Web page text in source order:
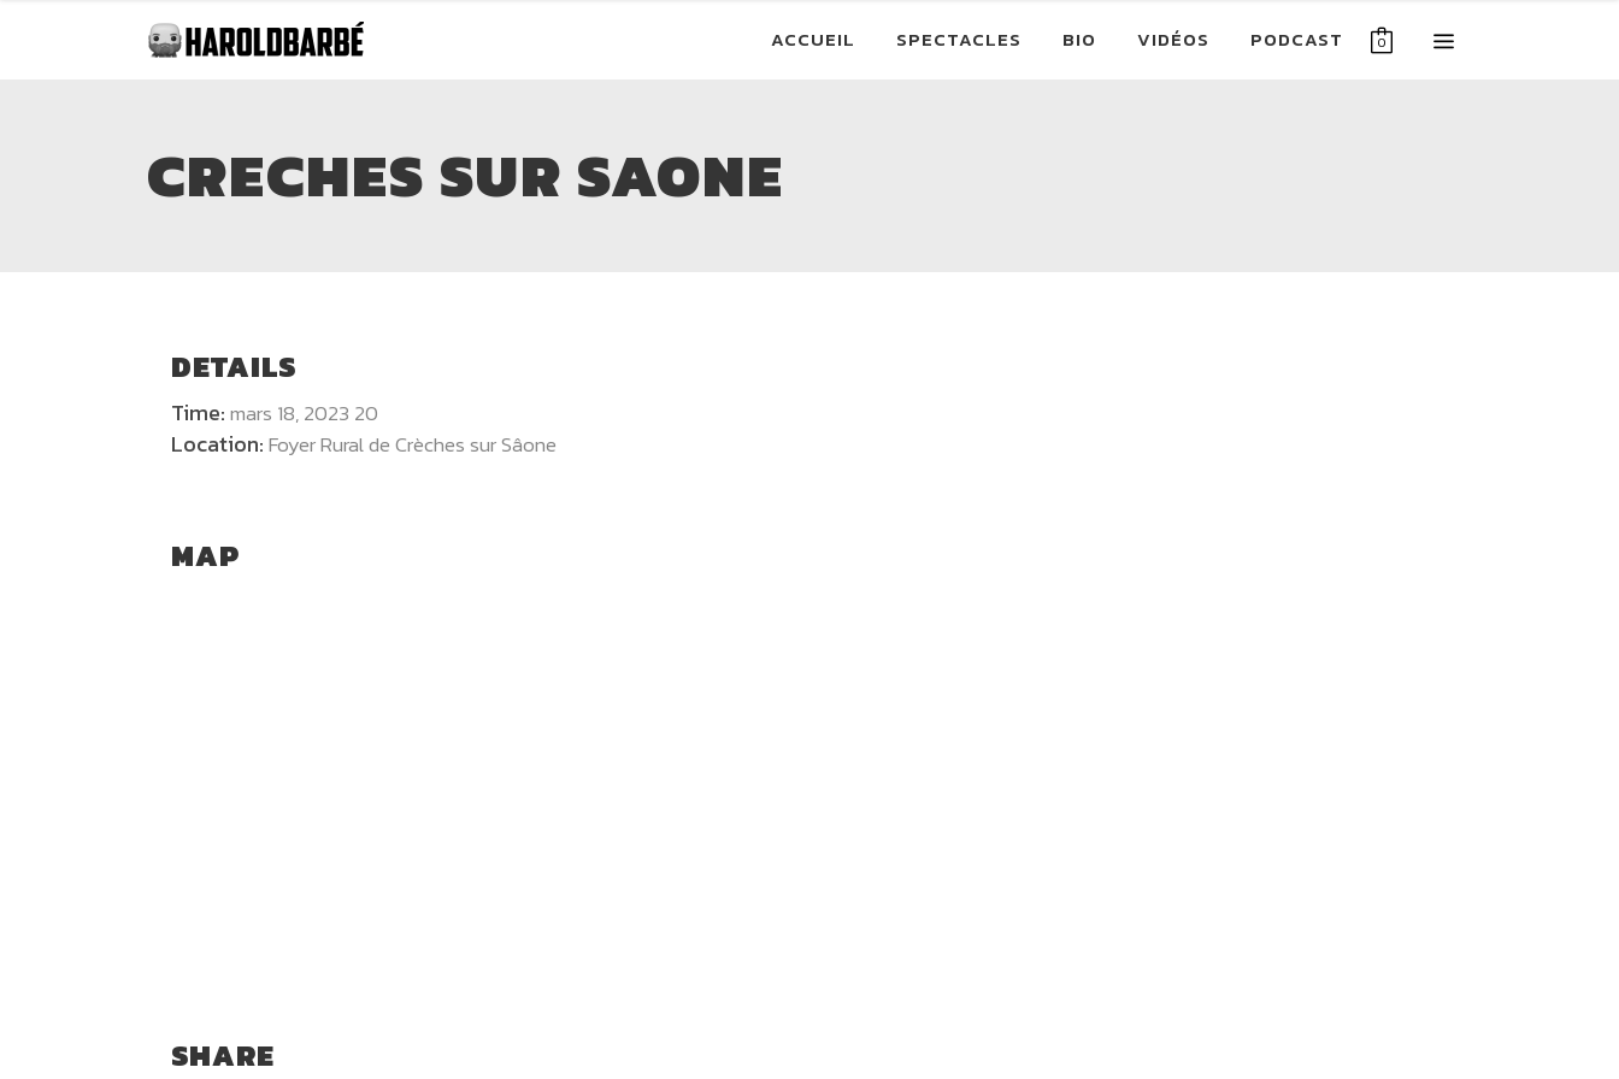
ACCUEIL SPECTACLES BIO VIDÉOS PODCAST 0
CRECHES SUR SAONE
DETAILS
Time:mars 18, 2023 20
Location:Foyer Rural de Crèches sur Sâone
MAP
SHARE